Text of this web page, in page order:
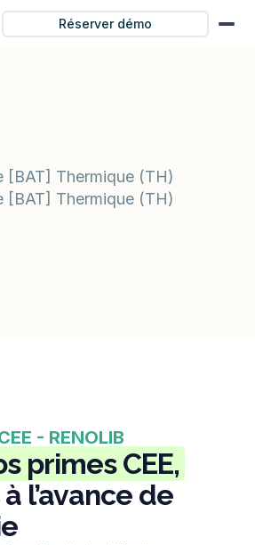
Réserver démo
[BAT] Thermique (TH)
[BAT] Thermique (TH)
- RENOLIB
primes CEE,
l’avance de